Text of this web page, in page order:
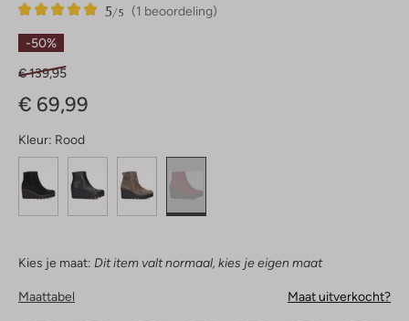
(1 beoordeling)
5/5
1
5
Sterren
-50%
€ 139,95
€ 69,99
Kleur: Rood
Kies je maat: Dit item valt normaal, kies je eigen maat
Maattabel Maat uitverkocht?